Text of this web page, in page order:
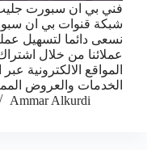
فني بي ان سبورت
شبكة قنوات بي ان
نسعى دائما لتسهيل
عملائنا من خلال
المواقع الالكترونية
الخدمات والعروض
Ammar Alkurdi